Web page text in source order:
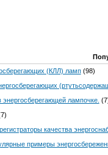
(КЛЛ) ламп (98)
лампочке.
качества
примеры